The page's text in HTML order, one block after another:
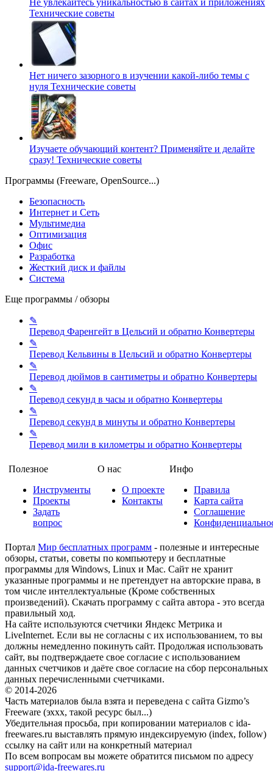
Технические советы
Нет ничего зазорного в изучении какой-либо темы с
нуля Технические советы
Изучаете обучающий контент? Применяйте и делайте
сразу! Технические советы
Программы (Freeware, OpenSource...)
Безопасность
Интернет и Сеть
Мультимедиа
Оптимизация
Офис
Разработка
Жесткий диск и файлы
Система
Еще программы / обзоры
✎
Перевод Фаренгейт в Цельсий и обратно Конвертеры
✎
Перевод Кельвины в Цельсий и обратно Конвертеры
✎
Перевод дюймов в сантиметры и обратно Конвертеры
✎
Перевод секунд в часы и обратно Конвертеры
✎
Перевод секунд в минуты и обратно Конвертеры
✎
Перевод мили в километры и обратно Конвертеры
Полезное
Инструменты
Проекты
Задать
вопрос
О нас
О проекте
Контакты
Инфо
Правила
Карта сайта
Соглашение
Портал Мир бесплатных программ - полезные и интересные
обзоры, статьи, советы по компьютеру и бесплатные
программы для Windows, Linux и Mac. Сайт не хранит
указанные программы и не претендует на авторские права, в
том числе интеллектуальные (Кроме собственных
произведений). Скачать программу с сайта автора - это всегда
правильный ход.
На сайте используются счетчики Яндекс Метрика и
LiveInternet. Если вы не согласны с их использованием, то вы
должны немедленно покинуть сайт. Продолжая использовать
сайт, вы подтверждаете свое согласие с использованием
данных счетчиков и даёте свое согласие на сбор персональных
данных перечисленными счетчиками.
© 2014-2026
Часть материалов была взята и переведена с сайта Gizmo’s
Freeware (эххх, такой ресурс был...)
Убедительная просьба, при копировании материалов с ida-
freewares.ru выставлять прямую индексируемую (index, follow)
ссылку на сайт или на конкретный материал
По всем вопросам вы можете обратится письмом по адресу
support@ida-freewares.ru